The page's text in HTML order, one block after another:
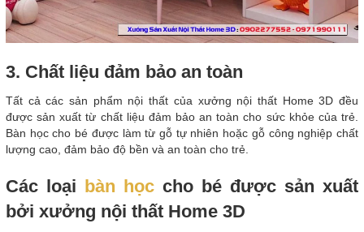
3. Chất liệu đảm bảo an toàn
Tất cả các sản phẩm nội thất của xưởng nội thất Home 3D đều
được sản xuất từ chất liệu đảm bảo an toàn cho sức khỏe của trẻ.
Bàn học cho bé được làm từ gỗ tự nhiên hoặc gỗ công nghiệp chất
lượng cao, đảm bảo độ bền và an toàn cho trẻ.
Các loại bàn học cho bé được sản xuất
bởi xưởng nội thất Home 3D